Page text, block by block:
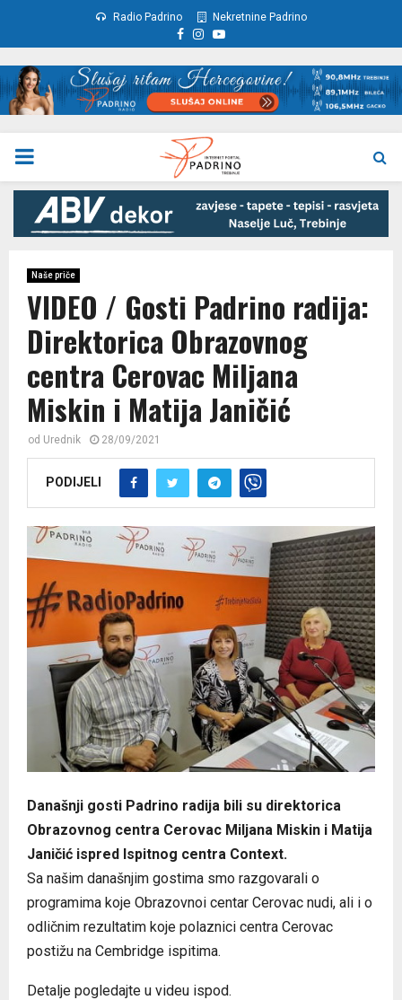
Radio Padrino Nekretnine Padrino
Facebook
Instagram
Youtube
PRIMARY
MENU
Naše priče
VIDEO / Gosti Padrino radija:
Direktorica Obrazovnog
centra Cerovac Miljana
Miskin i Matija Janičić
od Urednik 28/09/2021
PODIJELI
Današnji gosti Padrino radija bili su direktorica
Obrazovnog centra Cerovac Miljana Miskin i Matija
Janičić ispred Ispitnog centra Context.
Sa našim današnjim gostima smo razgovarali o
programima koje Obrazovnoi centar Cerovac nudi, ali i o
odličnim rezultatim koje polaznici centra Cerovac
postižu na Cembridge ispitima.
Detalje pogledajte u videu ispod.